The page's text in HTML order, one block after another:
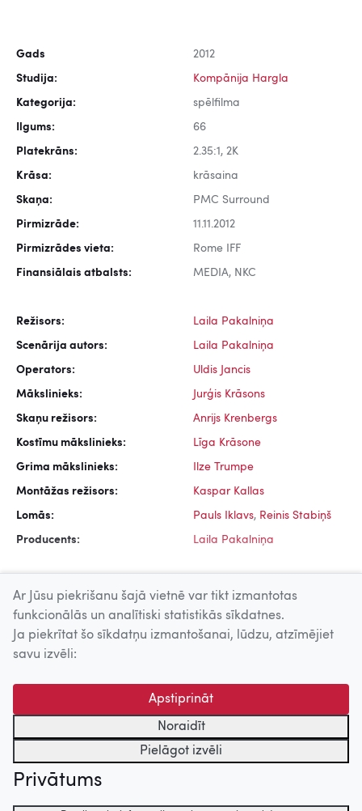
Gads 2012
Studija: Kompānija Hargla
Kategorija: spēlfilma
Ilgums: 66
Platekrāns: 2.35:1, 2K
Krāsa: krāsaina
Skaņa: PMC Surround
Pirmizrāde: 11.11.2012
Pirmizrādes vieta: Rome IFF
Finansiālais atbalsts: MEDIA, NKC
Režisors: Laila Pakalniņa
Scenārija autors: Laila Pakalniņa
Operators: Uldis Jancis
Mākslinieks: Jurģis Krāsons
Skaņu režisors: Anrijs Krenbergs
Kostīmu mākslinieks: Līga Krāsone
Grima mākslinieks: Ilze Trumpe
Montāžas režisors: Kaspar Kallas
Lomās: Pauls Iklavs, Reinis Stabiņš
Producents: Laila Pakalniņa
Uz augšu
© 2026 Nacionālais Kino centrs, Kultūras informācijas sistēmu
centrs. Sadarbības partneris: Latvijas Valsts
kinofotofonodokumentu arhīvs.
Ar Jūsu piekrišanu šajā vietnē var tikt izmantotas
funkcionālās un analītiski statistikās sīkdatnes.
Ja piekrītat šo sīkdatņu izmantošanai, lūdzu, atzīmējiet
savu izvēli:
Apstiprināt
Noraidīt
Pielāgot izvēli
Privātums